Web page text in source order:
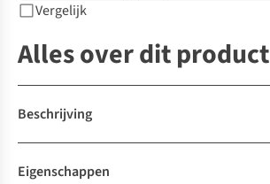
Vergelijk
Alles over dit product
Beschrijving
Eigenschappen